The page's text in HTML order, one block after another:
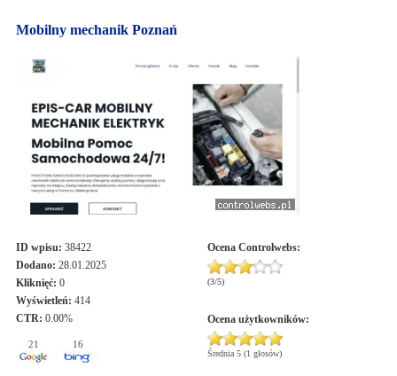
Mobilny mechanik Poznań
ID wpisu: 38422
Dodano: 28.01.2025
Kliknięć: 0
Wyświetleń: 414
CTR: 0.00%
21 16
Ocena Controlwebs:
(3/5)
Ocena użytkowników:
Średnia 5 (1 głosów)